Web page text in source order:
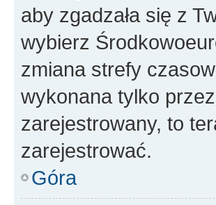
aby zgadzała się z
wybierz
zmiana strefy
wykonana tylko
zarejestrowany, to
zarejestrować.
Góra